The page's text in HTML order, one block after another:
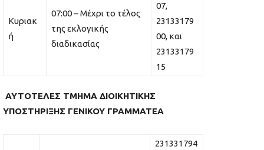
Κυριακ
ή
07:00 – Μέχρι το τέλος
της εκλογικής
διαδικασίας
07,
23133179
00, και
23133179
15
ΑΥΤΟΤΕΛΕΣ ΤΜΗΜΑ ΔΙΟΙΚΗΤΙΚΗΣ
ΥΠΟΣΤΗΡΙΞΗΣ ΓΕΝΙΚΟΥ ΓΡΑΜΜΑΤΕΑ
231331794